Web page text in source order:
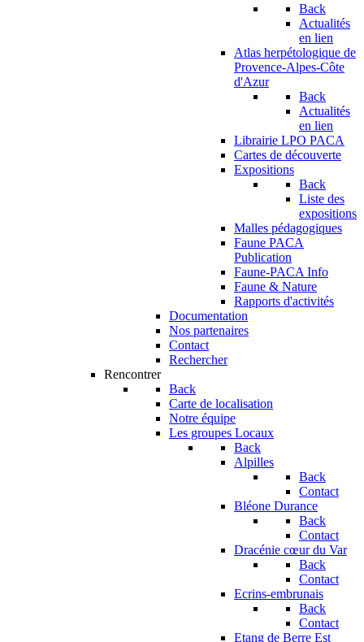
Back
Actualités
en lien
Atlas herpétologique de
Provence-Alpes-Côte
d'Azur
Back
Actualités
en lien
Librairie LPO PACA
Cartes de découverte
Expositions
Back
Liste des
expositions
Malles pédagogiques
Faune PACA
Publication
Faune-PACA Info
Faune & Nature
Rapports d'activités
Documentation
Nos partenaires
Contact
Rechercher
Rencontrer
Back
Carte de localisation
Notre équipe
Les groupes Locaux
Back
Alpilles
Back
Contact
Bléone Durance
Back
Contact
Dracénie cœur du Var
Back
Contact
Ecrins-embrunais
Back
Contact
Etang de Berre Est